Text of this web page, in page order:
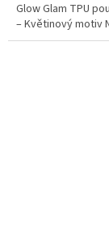
Glow Glam TPU
– Květinový motiv